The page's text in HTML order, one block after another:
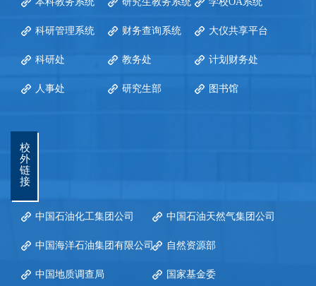
科研管理系统 财务查询系统 大仪共享平台
科研处 教务处 计划财务处
人事处 研究生部 图书馆
校
外
链
接
中国石油化工集团公司 中国石油天然气集团公司
中国海洋石油集团有限公司 自然资源部
中国地质调查局 国家基金委